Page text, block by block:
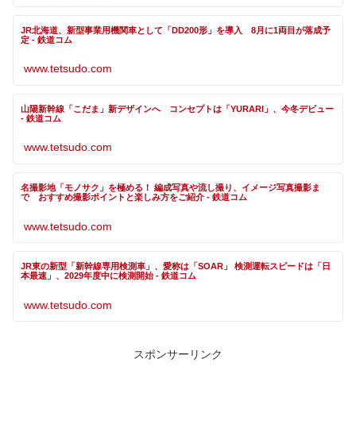
JR北海道、新型事業用機関車として「DD200形」を導入 8月に1両目が落成予
定 - 鉄道コム
www.tetsudo.com
山陽新幹線「こだま」新デザインへ コンセプトは「YURARI」、今冬デビュー
- 鉄道コム
www.tetsudo.com
名撮影地「モノサク」を極める！ 編成写真や流し撮り、イメージ写真撮影ま
で おすすめ撮影ポイントと楽しみ方をご紹介 - 鉄道コム
www.tetsudo.com
JR東の新型「新幹線専用検測車」、愛称は「SOAR」 検測運転スピードは「日
本最速」、2029年度中に検測開始 - 鉄道コム
www.tetsudo.com
スポンサーリンク